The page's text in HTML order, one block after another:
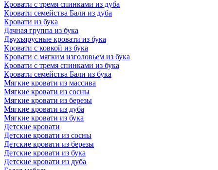
Кровати с тремя спинками из дуба
Кровати семейства Бали из дуба
Кровати из бука
Дачная группа из бука
Двухъярусные кровати из бука
Кровати с ковкой из бука
Кровати с мягким изголовьем из бука
Кровати с тремя спинками из бука
Кровати семейства Бали из бука
Мягкие кровати из массива
Мягкие кровати из сосны
Мягкие кровати из березы
Мягкие кровати из дуба
Мягкие кровати из бука
Детские кровати
Детские кровати из сосны
Детские кровати из березы
Детские кровати из бука
Детские кровати из дуба